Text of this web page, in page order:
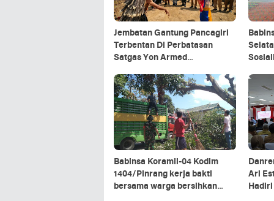
Jembatan Gantung Pancagiri
Terbentan Di Perbatasan
Satgas Yon Armed
Rescue Dan PT MA/BDRMS
Babinsa Koramil-04 Kodim
1404/Pinrang kerja bakti
bersama warga bersihkan
Ari
Hadiri